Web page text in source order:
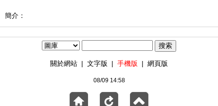
簡介：
關於網站 | 文字版 | 手機版 | 網頁版
08/09 14:58